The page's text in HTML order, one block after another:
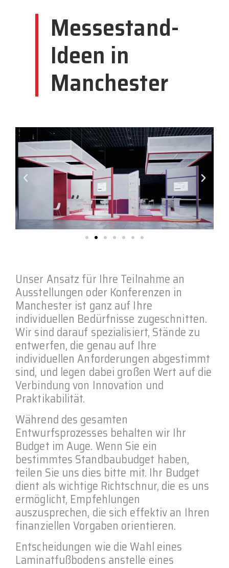
Messestand-
Ideen in
Manchester
Unser Ansatz für Ihre Teilnahme an
Ausstellungen oder Konferenzen in
Manchester ist ganz auf Ihre
individuellen Bedürfnisse zugeschnitten.
Wir sind darauf spezialisiert, Stände zu
entwerfen, die genau auf Ihre
individuellen Anforderungen abgestimmt
sind, und legen dabei großen Wert auf die
Verbindung von Innovation und
Praktikabilität.
Während des gesamten
Entwurfsprozesses behalten wir Ihr
Budget im Auge. Wenn Sie ein
bestimmtes Standbaubudget haben,
teilen Sie uns dies bitte mit. Ihr Budget
dient als wichtige Richtschnur, die es uns
ermöglicht, Empfehlungen
auszusprechen, die sich effektiv an Ihren
finanziellen Vorgaben orientieren.
Entscheidungen wie die Wahl eines
Laminatfußbodens anstelle eines